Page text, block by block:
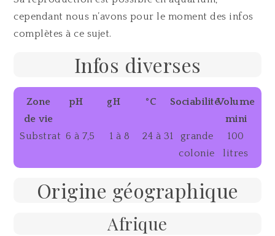
cependant nous n’avons pour le moment des infos
complètes à ce sujet.
Infos diverses
Zone
de vie
pH gH °C SociabilitéVolume
mini
Substrat 6 à 7,5 1 à 8 24 à 31
grande
colonie
100
litres
Origine géographique
Afrique